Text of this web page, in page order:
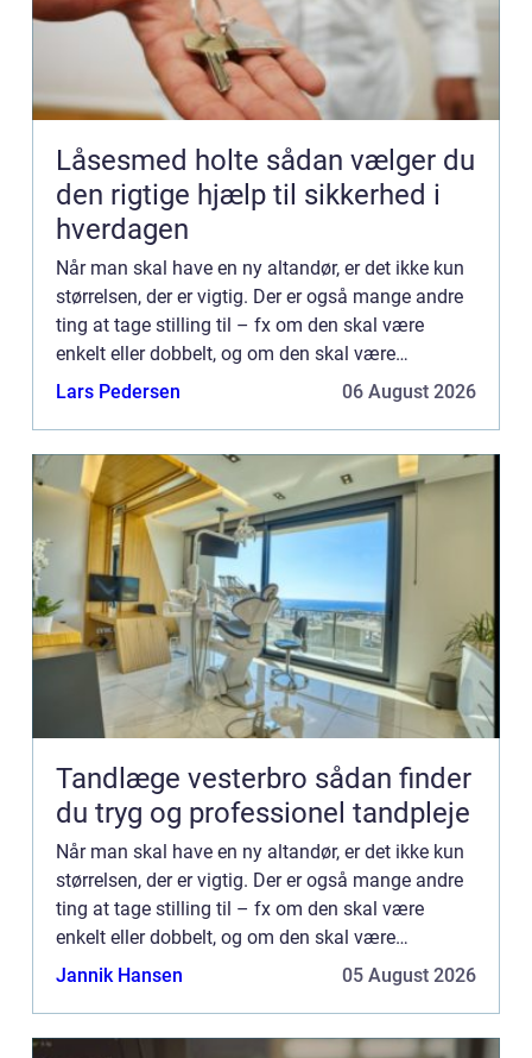
Låsesmed holte sådan vælger du
den rigtige hjælp til sikkerhed i
hverdagen
Når man skal have en ny altandør, er det ikke kun
størrelsen, der er vigtig. Der er også mange andre
ting at tage stilling til – fx om den skal være
enkelt eller dobbelt, og om den skal være
produceret i træ eller metal. I denne artikel kigger
Lars Pedersen 06 August 2026
Tandlæge vesterbro sådan finder
du tryg og professionel tandpleje
Når man skal have en ny altandør, er det ikke kun
størrelsen, der er vigtig. Der er også mange andre
ting at tage stilling til – fx om den skal være
enkelt eller dobbelt, og om den skal være
produceret i træ eller metal. I denne artikel kigger
Jannik Hansen 05 August 2026